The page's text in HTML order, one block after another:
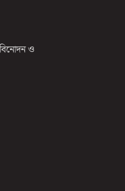
বিনোদন ও